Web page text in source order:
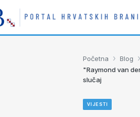
Početna › Blog ›
"Raymond van
slučaj
VIJESTI